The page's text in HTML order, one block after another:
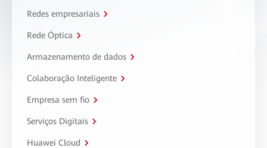
Redes empresariais
Rede Óptica
Armazenamento de dados
Colaboração Inteligente
Empresa sem fio
Serviços Digitais
Huawei Cloud